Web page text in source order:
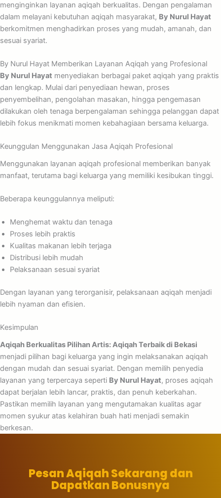
menginginkan layanan aqiqah berkualitas. Dengan pengalaman
dalam melayani kebutuhan aqiqah masyarakat, By Nurul Hayat
berkomitmen menghadirkan proses yang mudah, amanah, dan
sesuai syariat.
By Nurul Hayat Memberikan Layanan Aqiqah yang Profesional
By Nurul Hayat menyediakan berbagai paket aqiqah yang praktis
dan lengkap. Mulai dari penyediaan hewan, proses
penyembelihan, pengolahan masakan, hingga pengemasan
dilakukan oleh tenaga berpengalaman sehingga pelanggan dapat
lebih fokus menikmati momen kebahagiaan bersama keluarga.
Keunggulan Menggunakan Jasa Aqiqah Profesional
Menggunakan layanan aqiqah profesional memberikan banyak
manfaat, terutama bagi keluarga yang memiliki kesibukan tinggi.
Beberapa keunggulannya meliputi:
Menghemat waktu dan tenaga
Proses lebih praktis
Kualitas makanan lebih terjaga
Distribusi lebih mudah
Pelaksanaan sesuai syariat
Dengan layanan yang terorganisir, pelaksanaan aqiqah menjadi
lebih nyaman dan efisien.
Kesimpulan
Aqiqah Berkualitas Pilihan Artis: Aqiqah Terbaik di Bekasi
menjadi pilihan bagi keluarga yang ingin melaksanakan aqiqah
dengan mudah dan sesuai syariat. Dengan memilih penyedia
layanan yang terpercaya seperti By Nurul Hayat, proses aqiqah
dapat berjalan lebih lancar, praktis, dan penuh keberkahan.
Pastikan memilih layanan yang mengutamakan kualitas agar
momen syukur atas kelahiran buah hati menjadi semakin
berkesan.
Pesan Aqiqah Sekarang dan
Dapatkan Bonusnya